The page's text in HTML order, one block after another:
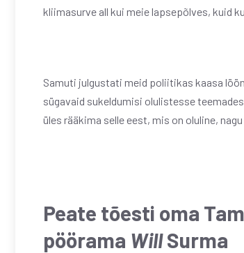
kliimasurve all kui meie lapsepõlves, kuid
Samuti julgustati meid poliitikas kaasa
sügavaid sukeldumisi olulistesse
üles rääkima selle eest, mis on oluline, nagu
Peate tõesti oma
pöörama WillSurma